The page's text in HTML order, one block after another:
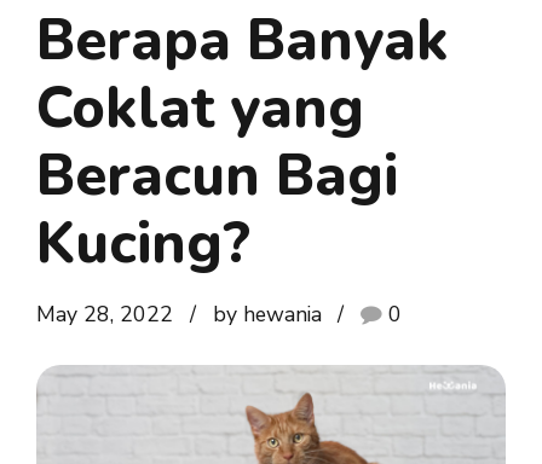
Berapa Banyak
Coklat yang
Beracun Bagi
Kucing?
May 28, 2022 by hewania 0